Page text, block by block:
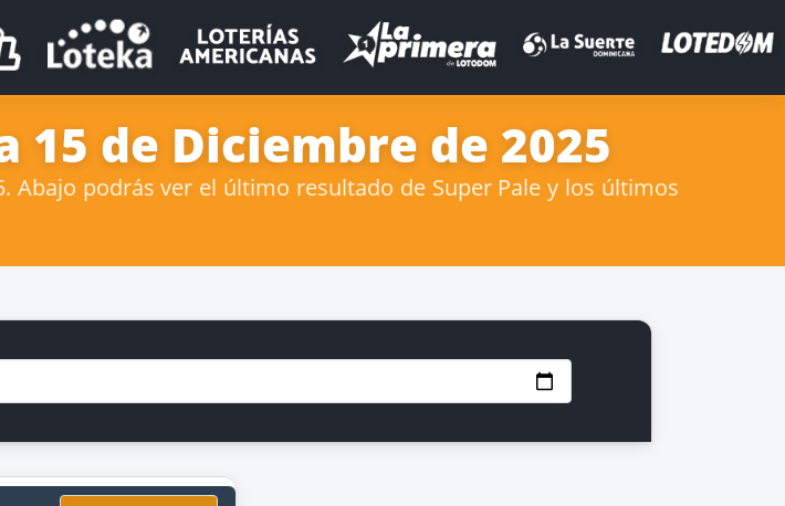
15 de Diciembre de 2025
Abajo podrás ver el último resultado de Super Pale y los últimos